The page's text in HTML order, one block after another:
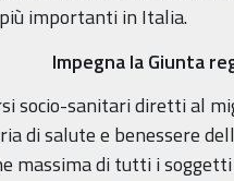
importanti in Italia.
Impegna la Giunta
socio-sanitari diretti al
di salute e benessere
massima di tutti i